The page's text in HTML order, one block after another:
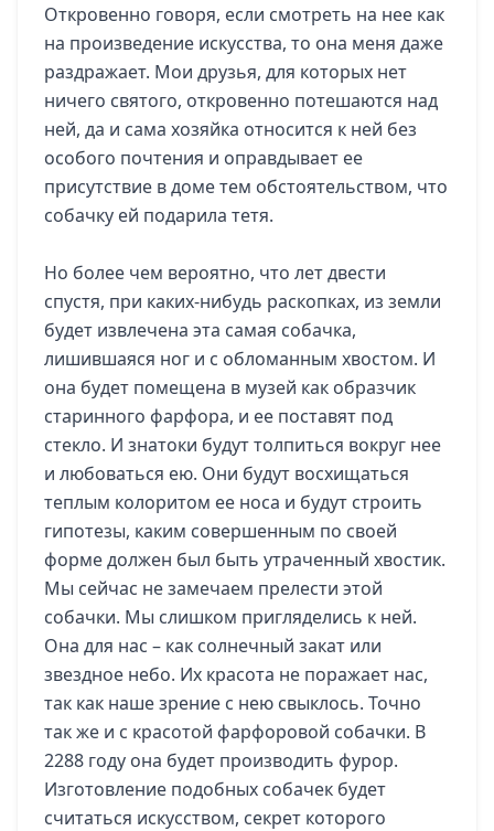
Откровенно говоря, если смотреть на нее как
на произведение искусства, то она меня даже
раздражает. Мои друзья, для которых нет
ничего святого, откровенно потешаются над
ней, да и сама хозяйка относится к ней без
особого почтения и оправдывает ее
присутствие в доме тем обстоятельством, что
собачку ей подарила тетя.
Но более чем вероятно, что лет двести
спустя, при каких-нибудь раскопках, из земли
будет извлечена эта самая собачка,
лишившаяся ног и с обломанным хвостом. И
она будет помещена в музей как образчик
старинного фарфора, и ее поставят под
стекло. И знатоки будут толпиться вокруг нее
и любоваться ею. Они будут восхищаться
теплым колоритом ее носа и будут строить
гипотезы, каким совершенным по своей
форме должен был быть утраченный хвостик.
Мы сейчас не замечаем прелести этой
собачки. Мы слишком пригляделись к ней.
Она для нас – как солнечный закат или
звездное небо. Их красота не поражает нас,
так как наше зрение с нею свыклось. Точно
так же и с красотой фарфоровой собачки. В
2288 году она будет производить фурор.
Изготовление подобных собачек будет
считаться искусством, секрет которого